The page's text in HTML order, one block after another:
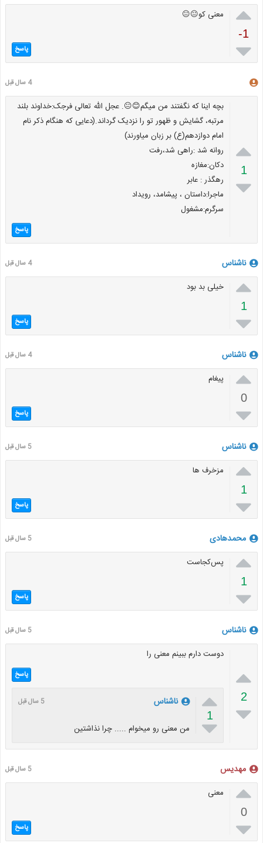

-1

معنی کو😐😐
پاسخ
4 سال قبل

1

بچه اینا که نگفتند من میگم😊😐. عجل الله تعالی فرجک:خداوند بلند
مرتبه، گشایش و ظهور تو را نزدیک گرداند.(دعایی که هنگام ذکر نام
امام دوازدهم(ع) بر زبان میاورند)
روانه شد :راهی شد،رفت
دکان:مغازه
رهگذر : عابر
ماجرا:داستان ، پیشامد، رویداد
سرگرم:مشغول
پاسخ
ناشناس 4 سال قبل

1

خیلی بد بود
پاسخ
ناشناس 4 سال قبل

0

پیغام
پاسخ
ناشناس 5 سال قبل

1

مزخرف ها
پاسخ
محمدهادی 5 سال قبل

1

پس‌کجاست
پاسخ
ناشناس 5 سال قبل

2

دوست دارم ببینم معنی را
پاسخ

1

ناشناس 5 سال قبل
من معنی رو میخوام ..... چرا نذاشتین
مهدیس 5 سال قبل

0

معنی
پاسخ